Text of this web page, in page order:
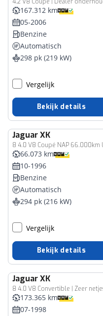
167.312 km
05-2006
Benzine
Automatisch
298 pk (219 kW)
Vergelijk
Bekijk details
JaguarXK
8 4.0 V8 Coupé NAP
66.073 km
10-1996
Benzine
Automatisch
294 pk (216 kW)
Vergelijk
Bekijk details
JaguarXK
8 4.0 V8 Convertible | Zeer
173.365 km
07-1998